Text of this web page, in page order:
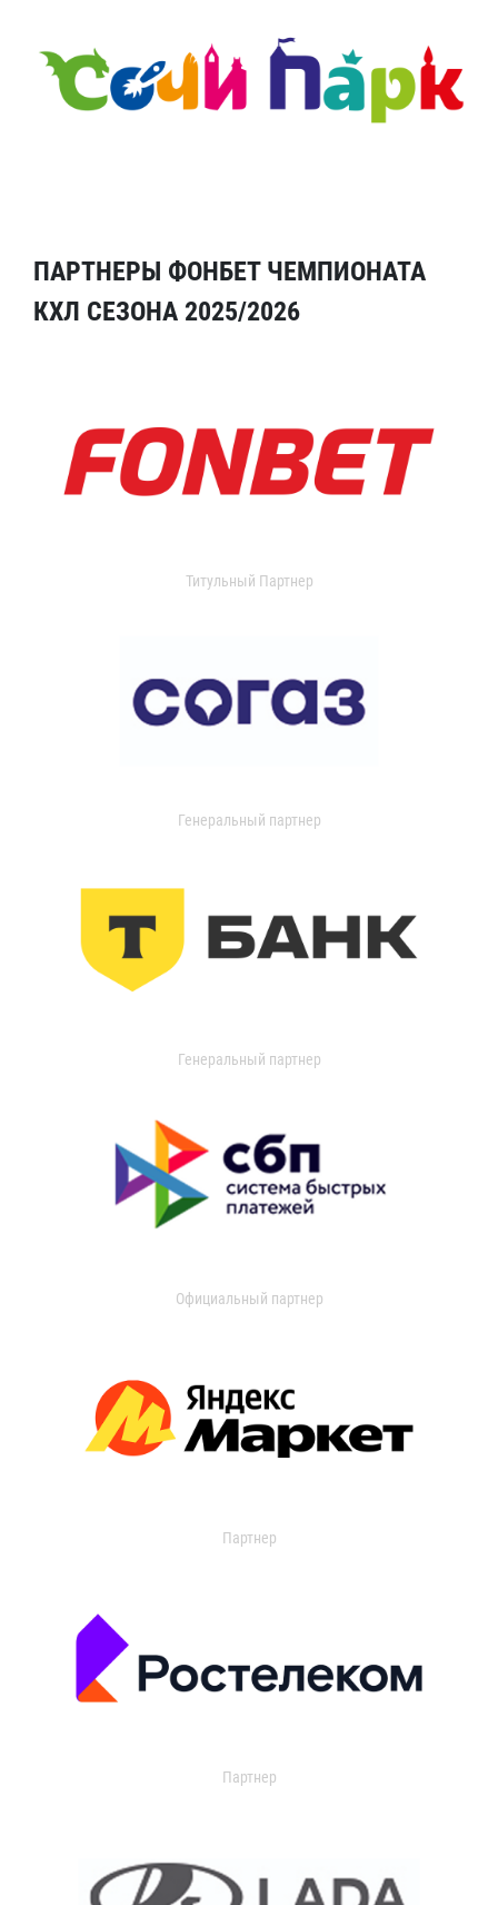
ПАРТНЕРЫ ФОНБЕТ ЧЕМПИОНАТА
КХЛ СЕЗОНА 2025/2026
Титульный Партнер
Генеральный партнер
Генеральный партнер
Официальный партнер
Партнер
Партнер